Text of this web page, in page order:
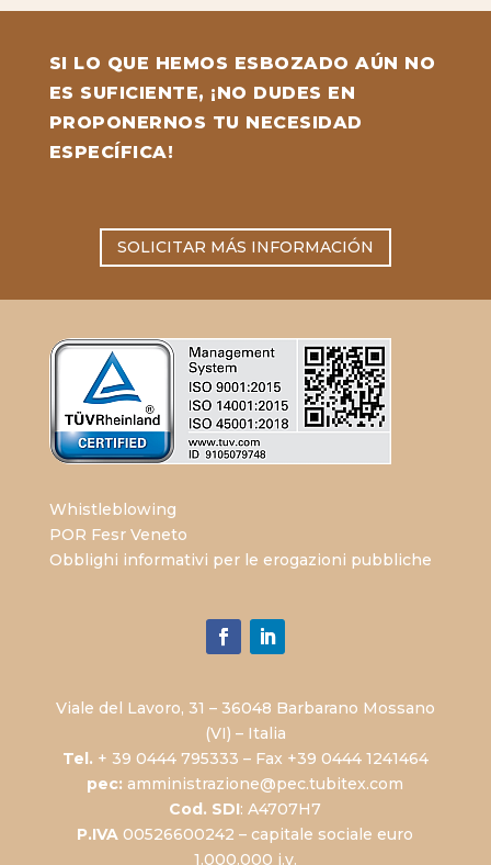
SI LO QUE HEMOS ESBOZADO AÚN NO
ES SUFICIENTE, ¡NO DUDES EN
PROPONERNOS TU NECESIDAD
ESPECÍFICA!
SOLICITAR MÁS INFORMACIÓN
Whistleblowing
POR Fesr Veneto
Obblighi informativi per le erogazioni pubbliche
Viale del Lavoro, 31 – 36048 Barbarano Mossano
(VI) – Italia
Tel. + 39 0444 795333 – Fax +39 0444 1241464
pec: amministrazione@pec.tubitex.com
Cod. SDI: A4707H7
P.IVA 00526600242 – capitale sociale euro
1.000.000 i.v.